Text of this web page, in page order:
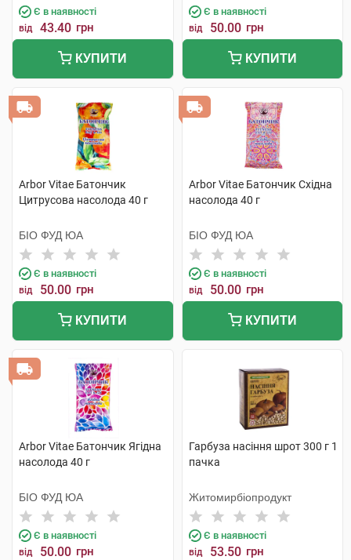
Є в наявності
від 43.40 грн
КУПИТИ
Є в наявності
від 50.00 грн
КУПИТИ
Arbor Vitae Батончик
Цитрусова насолода 40 г
БІО ФУД ЮА
Є в наявності
від 50.00 грн
КУПИТИ
Arbor Vitae Батончик Східна
насолода 40 г
БІО ФУД ЮА
Є в наявності
від 50.00 грн
КУПИТИ
Arbor Vitae Батончик Ягідна
насолода 40 г
БІО ФУД ЮА
Є в наявності
від 50.00 грн
Гарбуза насіння шрот 300 г 1
пачка
Житомирбіопродукт
Є в наявності
від 53.50 грн